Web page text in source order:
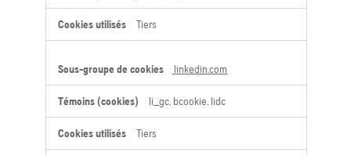
Tiers
linkedin.com
li_gc, bcookie, lidc
Tiers